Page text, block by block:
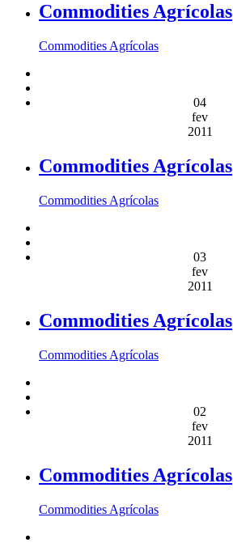
Commodities Agrícolas
Commodities Agrícolas
04
fev
2011
Commodities Agrícolas
Commodities Agrícolas
03
fev
2011
Commodities Agrícolas
Commodities Agrícolas
02
fev
2011
Commodities Agrícolas
Commodities Agrícolas